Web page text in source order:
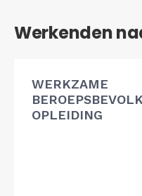
Werkenden
WERKZAME
OPLEIDING